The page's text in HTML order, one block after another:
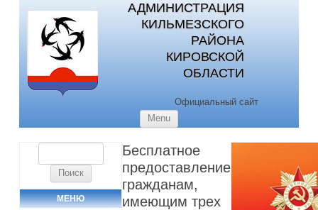
АДМИНИСТРАЦИЯ
КИЛЬМЕЗСКОГО
РАЙОНА
КИРОВСКОЙ
ОБЛАСТИ
Официальный сайт
Menu
МЕНЮ
Бесплатное
предоставление
гражданам,
имеющим трех